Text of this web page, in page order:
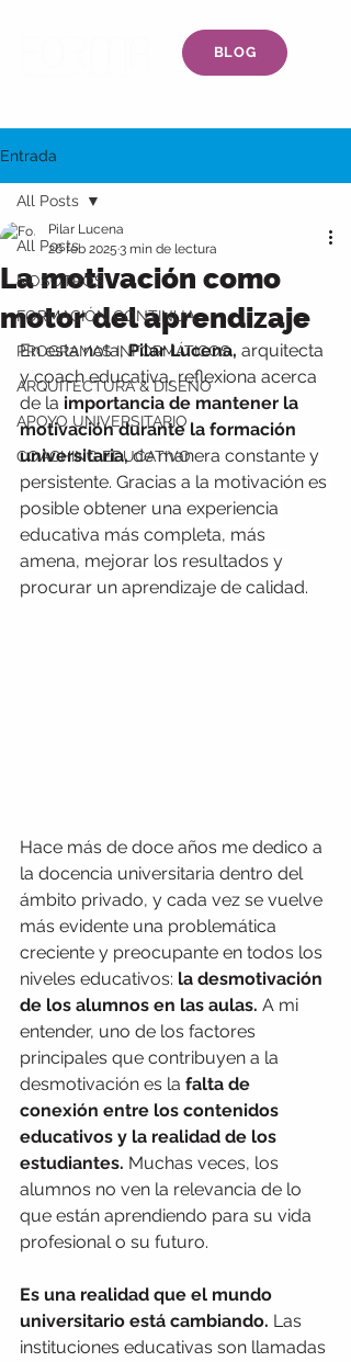
BLOG
Entrada
All Posts
NOSOTROS
FORMACIÓN CONTINUA
PROGRAMAS INFORMÁTICOS
ARQUITECTURA & DISEÑO
APOYO UNIVERSITARIO
COACHING EDUCATIVO
All Posts
La motivación como
motor del aprendizaje
Pilar Lucena
26 feb 2025 3 min de lectura
En esta nota, Pilar Lucena, arquitecta
y coach educativa, reflexiona acerca
de la importancia de mantener la
motivación durante la formación
universitaria, de manera constante y
persistente. Gracias a la motivación es
posible obtener una experiencia
educativa más completa, más
amena, mejorar los resultados y
procurar un aprendizaje de calidad.
Hace más de doce años me dedico a
la docencia universitaria dentro del
ámbito privado, y cada vez se vuelve
más evidente una problemática
creciente y preocupante en todos los
niveles educativos: la desmotivación
de los alumnos en las aulas. A mi
entender, uno de los factores
principales que contribuyen a la
desmotivación es la falta de
conexión entre los contenidos
educativos y la realidad de los
estudiantes. Muchas veces, los
alumnos no ven la relevancia de lo
que están aprendiendo para su vida
profesional o su futuro.
Es una realidad que el mundo
universitario está cambiando. Las
instituciones educativas son llamadas